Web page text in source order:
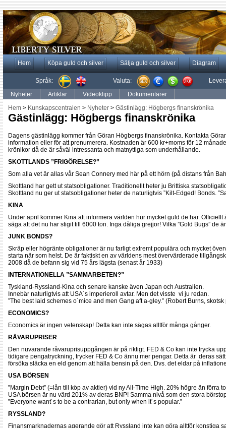
Hem Köpa guld och silver Sälja guld och silver Diagram
Språk: Valuta:
Nyheter
Artiklar Videoklipp
Dokumentärer
Hem > Kunskapscentralen > Nyheter > Gästinlägg: Högbergs finanskrönika
Gästinlägg: Högbergs finanskrönika
Dagens gästinlägg kommer från Göran Högbergs finanskrönika. Kontakta
information eller för att prenumerera. Kostnaden är 600 kr+moms för 12
krönikor då de är såväl intressanta och matnyttiga som underhållande.
SKOTTLANDS ”FRIGÖRELSE?”
Som alla vet är allas vår Sean Connery med här på ett hörn (på distans från
Skottland har gett ut statsobligationer. Traditionellt heter ju Brittiska
Skottland nu ger ut statsobligationer heter de naturligtvis ”Kilt-Edged! Bonds.
KINA
Under april kommer Kina att informera världen hur mycket guld de har.
säga att det nu har stigit till 6000 ton. Inga dåliga grejjor! Vilka ”Gold Bugs” de
JUNK BONDS?
Skräp eller högränte obligationer är nu farligt extremt populära och mycket
starta när som helst. De är faktiskt en av världens mest övervärderade
2008 då de befann sig vid 75 års lägsta (senast år 1933)
INTERNATIONELLA ”SAMMARBETEN?”
Tyskland-Ryssland-Kina och senare kanske även Japan och Australien.
Innebär naturligtvis att USA´s imperieroll avtar. Men det visste vi ju redan.
”The best laid schemes o´mice and men Gang aft a-gley.” (Robert Burns,
ECONOMICS?
Economics är ingen vetenskap! Detta kan inte sägas alltför många gånger.
RÅVARUPRISER
Den nuvarande råvaruprisuppgången är på riktigt. FED & Co kan inte trycka
tidigare pengatryckning, trycker FED & Co ännu mer pengar. Detta är deras
försöka släcka en eld genom att hälla bensin på den. Dvs. det eldar på
USA BÖRSEN
”Margin Debt” (=lån till köp av aktier) vid ny All-Time High. 20% högre än förra
USA börsen är nu värd 201% av deras BNP! Samma nivå som den stora
”Everyone want´s to be a contrarian, but only when it´s popular.”
RYSSLAND?
Finansmarknadernas agerande gör att Ryssland inte kan göra alltför konstiga